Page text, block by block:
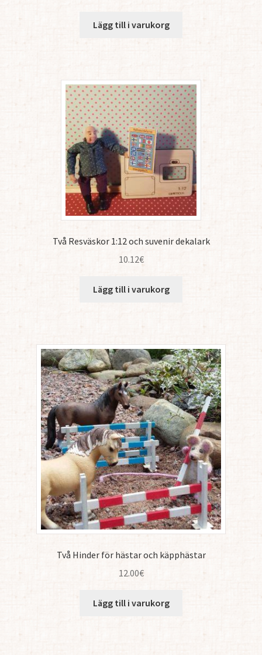
Lägg till i varukorg
Två Resväskor 1:12 och suvenir dekalark
10.12€
Lägg till i varukorg
Två Hinder för hästar och käpphästar
12.00€
Lägg till i varukorg